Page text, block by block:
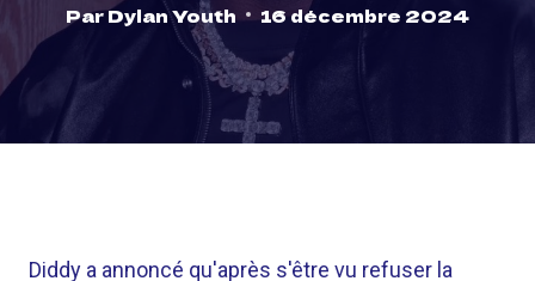
ParDylan Youth 16 décembre 2024
Diddy a annoncé qu'après s'être vu refuser la